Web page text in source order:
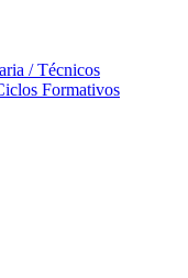
/ Técnicos
Formativos